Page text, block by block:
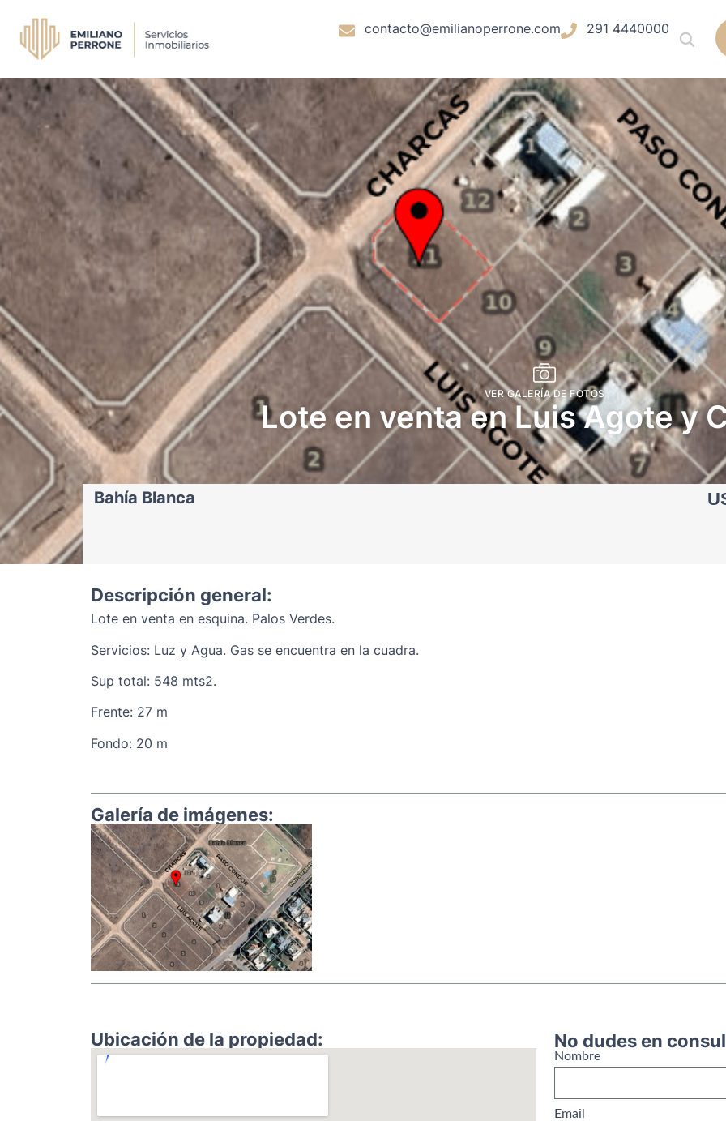
contacto@emilianoperrone.com 291 4440000
VER GALERÍA DE FOTOS
Lote en venta en Luis Agote y
Bahía Blanca
Descripción general:
Lote en venta en esquina. Palos Verdes.
Servicios: Luz y Agua. Gas se encuentra en la cuadra.
Sup total: 548 mts2.
Frente: 27 m
Fondo: 20 m
Galería de imágenes:
Ubicación de la propiedad: No dudes en
Nombre
Email